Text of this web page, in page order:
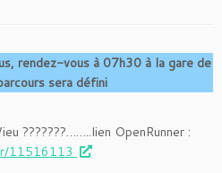
rendez-vous à 07h30 à la gare de
sera défini
???????……..lien OpenRunner :
11516113